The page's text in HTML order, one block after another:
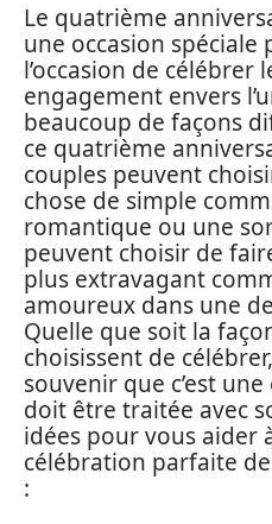
Le quatrième
une occasion spéciale
l’occasion de
engagement envers
beaucoup de façons
ce quatrième
couples peuvent
chose de simple
romantique ou une
peuvent choisir de
plus extravagant
amoureux dans une
Quelle que soit la
choisissent de
souvenir que c’est
doit être traitée avec
idées pour vous aider
célébration parfaite
: